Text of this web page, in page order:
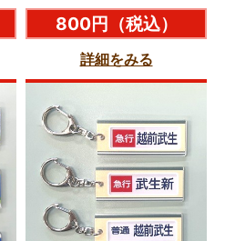
800円 （税込）
詳細をみる